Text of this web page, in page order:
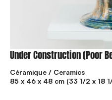
Under Construction (Poor
Céramique / Ceramics
85 x 46 x 48 cm (33 1/2 x 18